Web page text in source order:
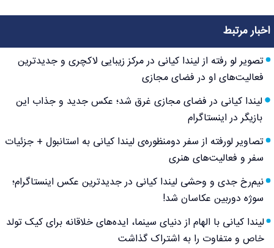
اخبار مرتبط
تصویر لو رفته از لیندا کیانی در مرکز زیبایی لاکچری و جدیدترین
فعالیت‌های او در فضای مجازی
لیندا کیانی در فضای مجازی غرق شد؛ عکس جدید و جذاب این
بازیگر در اینستاگرام
تصاویر لورفته از سفر دومنظوره‌ی لیندا کیانی به استانبول + جزئیات
سفر و فعالیت‌های هنری
نیم‌رخ جدی و وحشی لیندا کیانی در جدیدترین عکس اینستاگرام؛
سوژه دوربین عکاسان شد!
لیندا کیانی با الهام از دنیای سینما، ایده‌های خلاقانه برای کیک تولد
خاص و متفاوت را به اشتراک گذاشت